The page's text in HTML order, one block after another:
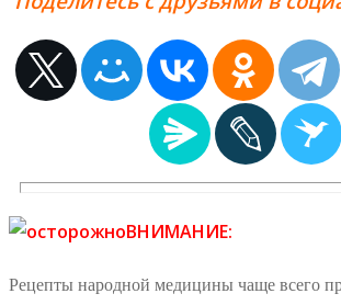
ВНИМАНИЕ:
Рецепты народной медицины чаще всего